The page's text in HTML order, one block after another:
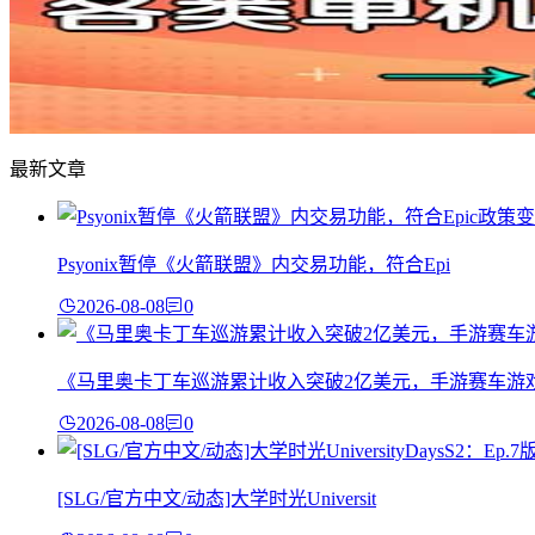
最新文章
Psyonix暂停《火箭联盟》内交易功能，符合Epi
2026-08-08 0
《马里奥卡丁车巡游累计收入突破2亿美元，手游赛车游
2026-08-08 0
[SLG/官方中文/动态]大学时光Universit